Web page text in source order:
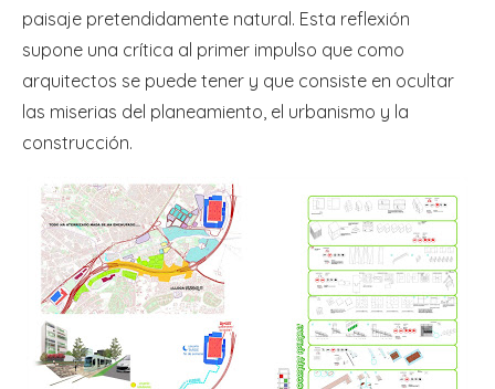
paisaje pretendidamente natural. Esta reflexión
supone una crítica al primer impulso que como
arquitectos se puede tener y que consiste en ocultar
las miserias del planeamiento, el urbanismo y la
construcción.